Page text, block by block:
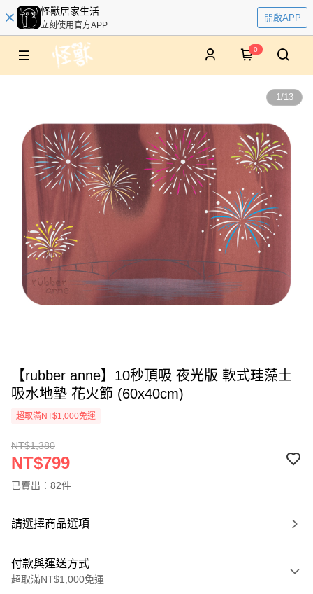
怪獸居家生活
立刻使用官方APP
開啟APP
0
1/13
【rubber anne】10秒頂吸 夜光版 軟式珪藻土
吸水地墊 花火節 (60x40cm)
超取滿NT$1,000免運
NT$1,380
NT$799
已賣出：82件
請選擇商品選項
付款與運送方式
超取滿NT$1,000免運